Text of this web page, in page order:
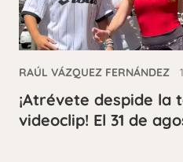
RAÚL VÁZQUEZ FERNÁNDEZ
¡Atrévete despide la
videoclip! El 31 de